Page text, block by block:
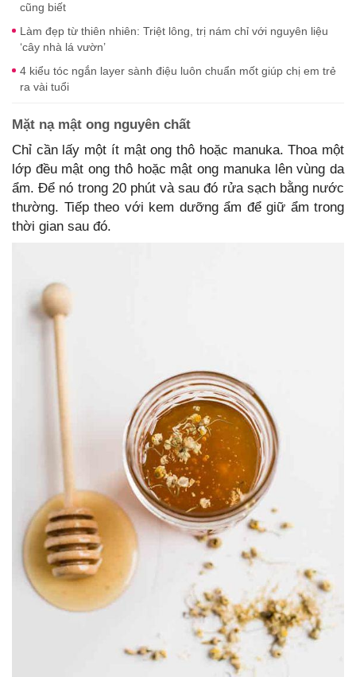
cũng biết
Làm đẹp từ thiên nhiên: Triệt lông, trị nám chỉ với nguyên liệu
‘cây nhà lá vườn’
4 kiểu tóc ngắn layer sành điệu luôn chuẩn mốt giúp chị em trẻ
ra vài tuổi
Mặt nạ mật ong nguyên chất
Chỉ cần lấy một ít mật ong thô hoặc manuka. Thoa một
lớp đều mật ong thô hoặc mật ong manuka lên vùng da
ẩm. Để nó trong 20 phút và sau đó rửa sạch bằng nước
thường. Tiếp theo với kem dưỡng ẩm để giữ ẩm trong
thời gian sau đó.